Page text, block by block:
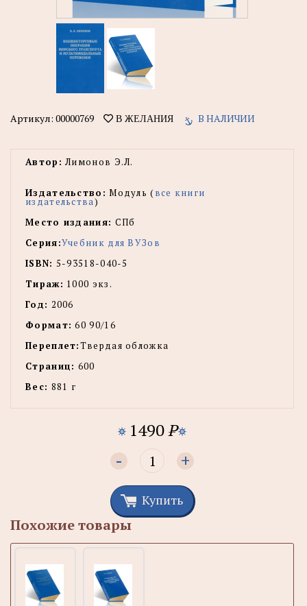
Артикул: 00000769 В ЖЕЛАНИЯ В НАЛИЧИИ
Автор: Лимонов Э.Л.
Издательство: Модуль (все книги
издательства)
Место издания: СПб
Серия:Учебник для ВУЗов
ISBN: 5-93518-040-5
Тираж: 1000 экз.
Год: 2006
Формат: 60 90/16
Переплет:Твердая обложка
Страниц: 600
Вес: 881 г
1490P
- +
Купить
Похожие товары